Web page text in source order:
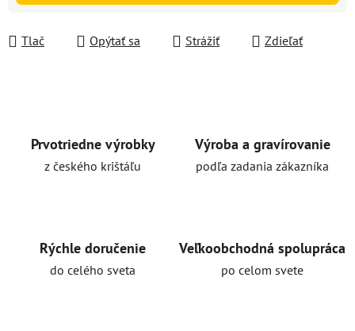
Tlač Opýtať sa Strážiť Zdieľať
Prvotriedne výrobky
z českého krištáľu
Výroba a gravírovanie
podľa zadania zákazníka
Rýchle doručenie
do celého sveta
Veľkoobchodná spolupráca
po celom svete